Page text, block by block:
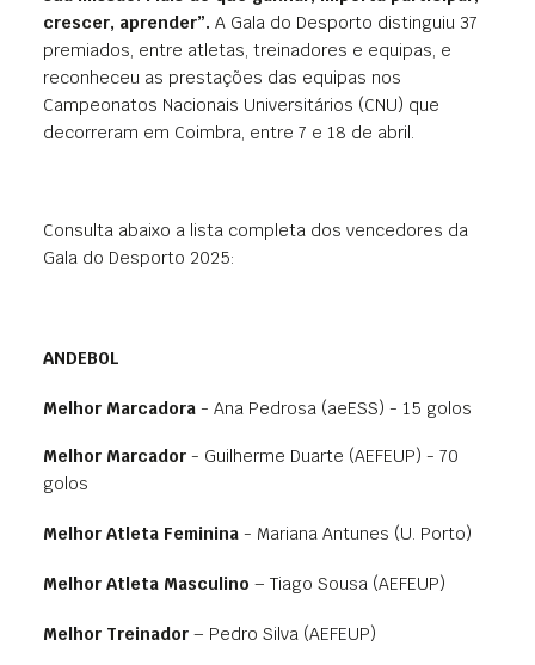
crescer, aprender”. A Gala do Desporto distinguiu 37
premiados, entre atletas, treinadores e equipas, e
reconheceu as prestações das equipas nos
Campeonatos Nacionais Universitários (CNU) que
decorreram em Coimbra, entre 7 e 18 de abril.
Consulta abaixo a lista completa dos vencedores da
Gala do Desporto 2025:
ANDEBOL
Melhor Marcadora - Ana Pedrosa (aeESS) - 15 golos
Melhor Marcador - Guilherme Duarte (AEFEUP) - 70
golos
Melhor Atleta Feminina - Mariana Antunes (U. Porto)
Melhor Atleta Masculino – Tiago Sousa (AEFEUP)
Melhor Treinador – Pedro Silva (AEFEUP)